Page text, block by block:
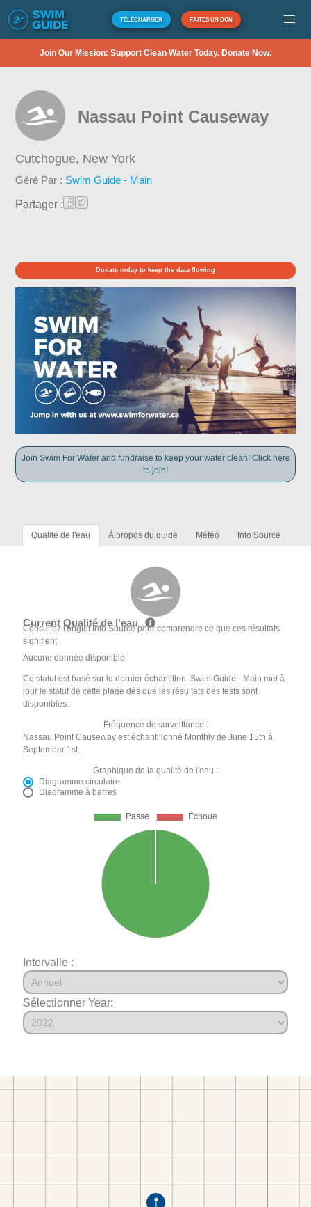
TÉLÉCHARGER FAITES UN DON
Join Our Mission: Support Clean Water Today. Donate Now.
Nassau Point Causeway
Cutchogue, New York
Géré Par : Swim Guide - Main
Partager :
Donate today to keep the data flowing
Join Swim For Water and fundraise to keep your water clean! Click here
to join!
Qualité de l'eau À propos du guide Météo Info Source
Current Qualité de l'eau
Consultez l'onglet Info Source pour comprendre ce que ces résultats
signifient
Aucune donnée disponible
Ce statut est basé sur le dernier échantillon. Swim Guide - Main met à
jour le statut de cette plage dès que les résultats des tests sont
disponibles.
Fréquence de surveillance :
Nassau Point Causeway est échantillonné Monthly de June 15th à
September 1st.
Graphique de la qualité de l'eau :
Diagramme circulaire
Diagramme à barres
Intervalle :
Sélectionner Year: